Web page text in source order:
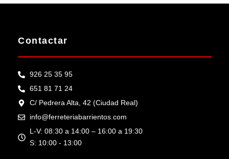
Contactar
926 25 35 95
651 81 71 24
C/ Pedrera Alta, 42 (Ciudad Real)
info@ferreteriabarrientos.com
L-V: 08:30 a 14:00 – 16:00 a 19:30
S: 10:00 - 13:00